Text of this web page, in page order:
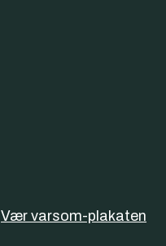
Vær varsom-plakaten